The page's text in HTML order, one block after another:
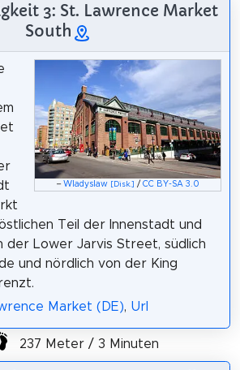
3: St. Lawrence Market
South
– Wladyslaw [Disk.] / CC BY-SA 3.0
Teil der Innenstadt und
der Lower Jarvis Street, südlich
und nördlich von der King
Market (DE), Url
237 Meter / 3 Minuten